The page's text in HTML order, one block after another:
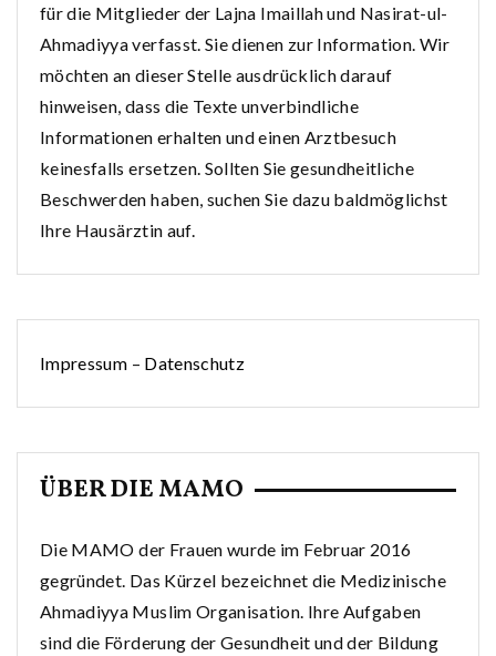
für die Mitglieder der Lajna Imaillah und Nasirat-ul-
Ahmadiyya verfasst. Sie dienen zur Information. Wir
möchten an dieser Stelle ausdrücklich darauf
hinweisen, dass die Texte unverbindliche
Informationen erhalten und einen Arztbesuch
keinesfalls ersetzen. Sollten Sie gesundheitliche
Beschwerden haben, suchen Sie dazu baldmöglichst
Ihre Hausärztin auf.
Impressum – Datenschutz
ÜBER DIE MAMO
Die MAMO der Frauen wurde im Februar 2016
gegründet. Das Kürzel bezeichnet die Medizinische
Ahmadiyya Muslim Organisation. Ihre Aufgaben
sind die Förderung der Gesundheit und der Bildung